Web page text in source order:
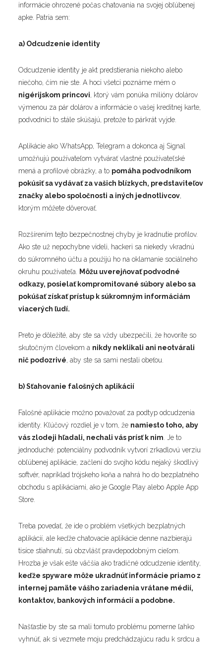
informácie ohrozené počas chatovania na svojej obľúbenej
apke. Patria sem:
a) Odcudzenie identity
Odcudzenie identity je akt predstierania niekoho alebo
niečoho, čím nie ste. A hoci všetci poznáme mém o
nigérijskom princovi, ktorý vám ponúka milióny dolárov
výmenou za pár dolárov a informácie o vašej kreditnej karte,
podvodníci to stále skúšajú, pretože to párkrát vyjde.
Aplikácie ako WhatsApp, Telegram a dokonca aj Signal
umožňujú používateľom vytvárať vlastné používateľské
mená a profilové obrázky, a to pomáha podvodníkom
pokúsiť sa vydávať za vašich blízkych, predstaviteľov
značky alebo spoločnosti a iných jednotlivcov,
ktorým môžete dôverovať.
Rozšírením tejto bezpečnostnej chyby je kradnutie profilov.
Ako ste už nepochybne videli, hackeri sa niekedy vkradnú
do súkromného účtu a použijú ho na oklamanie sociálneho
okruhu používateľa. Môžu uverejňovať podvodné
odkazy, posielať kompromitované súbory alebo sa
pokúšať získať prístup k súkromným informáciám
viacerých ľudí.
Preto je dôležité, aby ste sa vždy ubezpečili, že hovoríte so
skutočným človekom a nikdy neklikali ani neotvárali
nič podozrivé, aby ste sa sami nestali obeťou.
b) Sťahovanie falošných aplikácií
Falošné aplikácie možno považovať za podtyp odcudzenia
identity. Kľúčový rozdiel je v tom, že namiesto toho, aby
vás zlodeji hľadali, nechali vás prísť k nim. Je to
jednoduché: potenciálny podvodník vytvorí zrkadlovú verziu
obľúbenej aplikácie, začlení do svojho kódu nejaký škodlivý
softvér, napríklad trójskeho koňa a nahrá ho do bezplatného
obchodu s aplikáciami, ako je Google Play alebo Apple App
Store.
Treba povedať, že ide o problém všetkých bezplatných
aplikácií, ale keďže chatovacie aplikácie denne nazbierajú
tisíce stiahnutí, sú obzvlášť pravdepodobným cieľom.
Hrozba je však ešte väčšia ako tradičné odcudzenie identity,
keďže spyware môže ukradnúť informácie priamo z
internej pamäte vášho zariadenia vrátane médií,
kontaktov, bankových informácií a podobne.
Našťastie by ste sa mali tomuto problému pomerne ľahko
vyhnúť, ak si vezmete moju predchádzajúcu radu k srdcu a